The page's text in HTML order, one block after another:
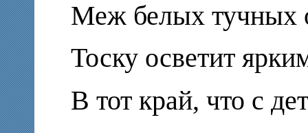
Меж белых тучных
Тоску осветит
В тот край, что с